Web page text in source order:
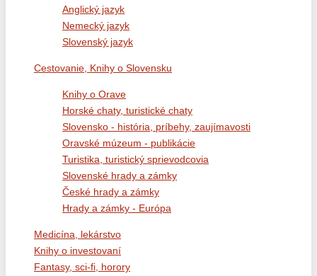
Anglický jazyk
Nemecký jazyk
Slovenský jazyk
Cestovanie, Knihy o Slovensku
Knihy o Orave
Horské chaty, turistické chaty
Slovensko - história, príbehy, zaujímavosti
Oravské múzeum - publikácie
Turistika, turistický sprievodcovia
Slovenské hrady a zámky
České hrady a zámky
Hrady a zámky - Európa
Medicína, lekárstvo
Knihy o investovaní
Fantasy, sci-fi, horory